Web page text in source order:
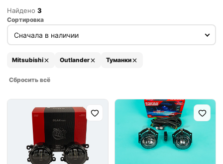
Найдено 3
Сортировка
Mitsubishi Outlander Туманки
Сбросить всё